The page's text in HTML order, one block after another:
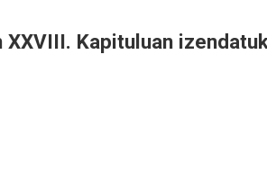
Kapituluan